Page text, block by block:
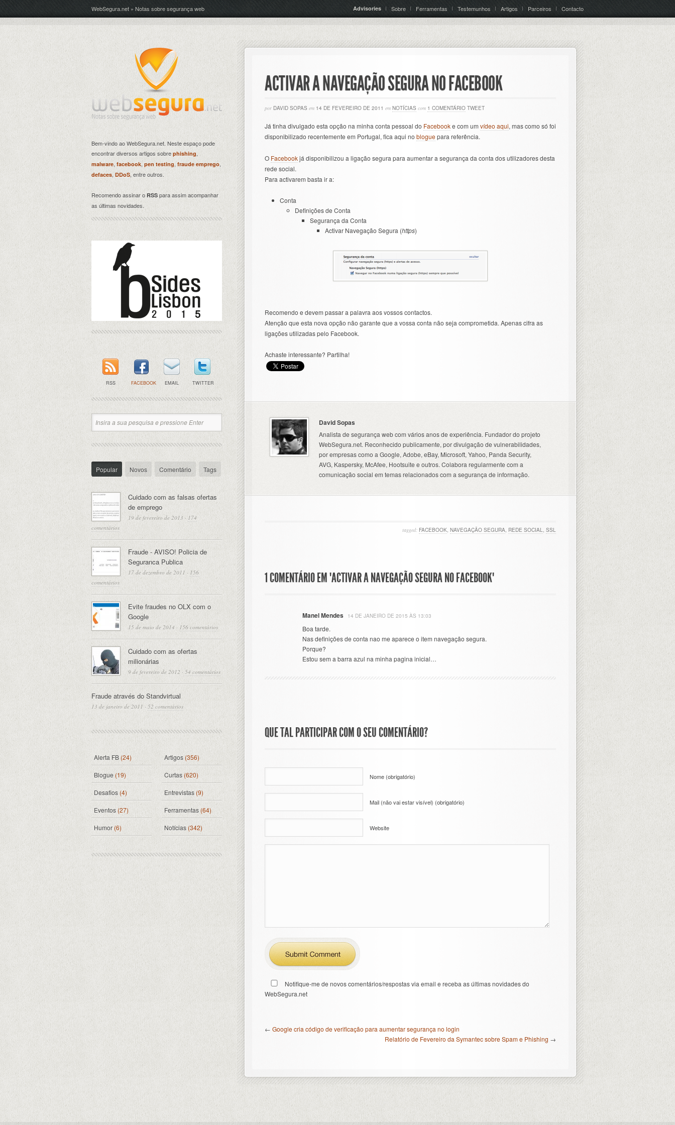
WebSegura.net » Notas sobre segurança web Advisories Sobre Ferramentas Testemunhos Artigos Parceiros Contacto
ACTIVAR A NAVEGAÇÃO SEGURA NO FACEBOOK
por DAVID SOPAS em 14 DE FEVEREIRO DE 2011 em NOTÍCIAS com 1 COMENTÁRIO TWEET
Já tinha divulgado esta opção na minha conta pessoal do Facebooke com um vídeo aqui, mas como só foi
disponibilizado recentemente em Portugal, fica aqui no bloguepara referência.
O Facebookjá disponibilizou a ligação segura para aumentar a segurança da conta dos utilizadores desta
rede social.
Para activarem basta ir a:
Conta
Definições de Conta
Segurança da Conta
Activar Navegação Segura (https)
Recomendo e devem passar a palavra aos vossos contactos.
Atenção que esta nova opção não garante que a vossa conta não seja comprometida. Apenas cifra as
ligações utilizadas pelo Facebook.
Achaste interessante? Partilha!
David Sopas
Analista de segurança web com vários anos de experiência. Fundador do projeto
WebSegura.net. Reconhecido publicamente, por divulgação de vulnerabilidades,
por empresas como a Google, Adobe, eBay, Microsoft, Yahoo, Panda Security,
AVG, Kaspersky, McAfee, Hootsuite e outros. Colabora regularmente com a
comunicação social em temas relacionados com a segurança de informação.
tagged: FACEBOOK, NAVEGAÇÃO SEGURA, REDE SOCIAL, SSL
1 COMENTÁRIO EM "ACTIVAR A NAVEGAÇÃO SEGURA NO FACEBOOK"
Manel Mendes 14 DE JANEIRO DE 2015 ÀS 13:03
Boa tarde.
Nas definições de conta nao me aparece o item navegação segura.
Porque?
Estou sem a barra azul na minha pagina inicial…
QUE TAL PARTICIPAR COM O SEU COMENTÁRIO?
Nome (obrigatório)
Mail (não vai estar visível) (obrigatório)
Website
Notifique-me de novos comentários/respostas via email e receba as últimas novidades do
WebSegura.net
← Google cria código de verificação para aumentar segurança no login
Relatório de Fevereiro da Symantec sobre Spam e Phishing →
Bem-vindo ao WebSegura.net. Neste espaço pode
encontrar diversos artigos sobre phishing,
malware, facebook, pen testing, fraude emprego,
defaces DDoS, entre outros.
Recomendo assinar o RSS para assim acompanhar
as últimas novidades.
RSS FACEBOOK EMAIL TWITTER
Popular Novos Comentário Tags
Cuidado com as falsas ofertas
de emprego
19 de fevereiro de 2013 · 174
comentários
Fraude - AVISO! Policia de
Seguranca Publica
17 de dezembro de 2011 · 156
comentários
Evite fraudes no OLX com o
Google
15 de maio de 2014 · 156 comentários
Cuidado com as ofertas
milionárias
9 de fevereiro de 2012 · 54 comentários
Fraude através do Standvirtual
13 de janeiro de 2011 · 52 comentários
Alerta FB(24) Artigos(356)
Blogue(19) Curtas (620)
Desafios (4) Entrevistas (9)
Eventos (27) Ferramentas(64)
Humor(6) Notícias (342)